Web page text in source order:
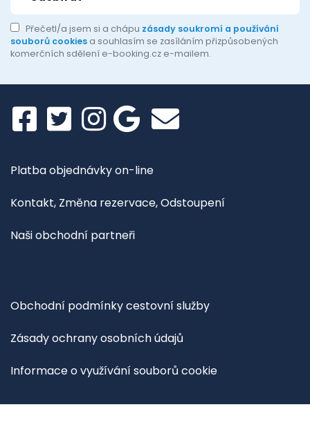
Přečetl/a jsem si a chápu zásady soukromí a používání
souborů cookies a souhlasím se zasíláním přizpůsobených
komerčních sdělení e-booking.cz e-mailem.
Platba objednávky on-line
Kontakt, Změna rezervace, Odstoupení
Naši obchodní partneři
Obchodní podmínky cestovní služby
Zásady ochrany osobních údajů
Informace o využívání souborů cookie